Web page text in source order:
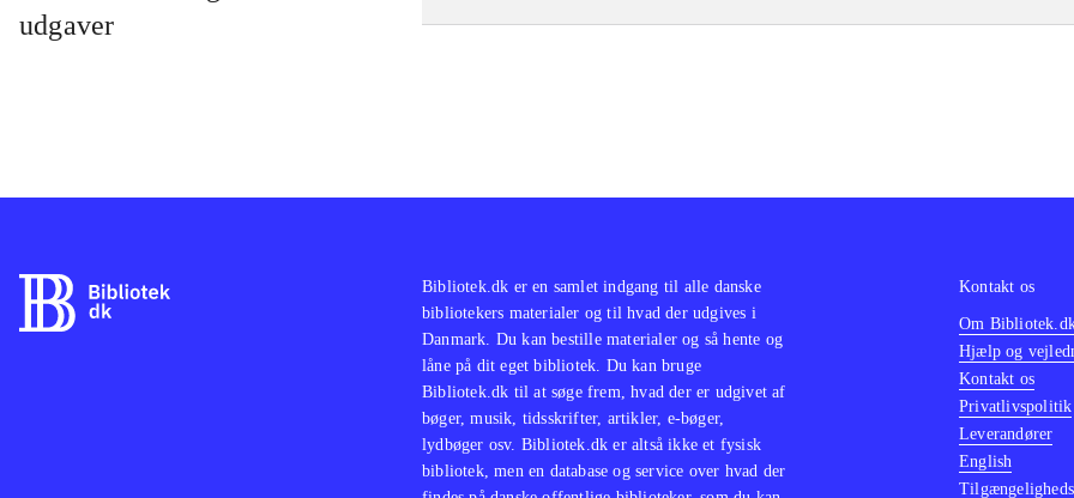
udgaver
Bibliotek.dk er en samlet indgang til alle danske
bibliotekers materialer og til hvad der udgives i
Danmark. Du kan bestille materialer og så hente og
låne på dit eget bibliotek. Du kan bruge
Bibliotek.dk til at søge frem, hvad der er udgivet af
bøger, musik, tidsskrifter, artikler, e-bøger,
lydbøger osv. Bibliotek.dk er altså ikke et fysisk
bibliotek, men en database og service over hvad der
Kontakt os
Om
Hjælp og
Kontakt os
Privatlivspolitik
Leverandører
English